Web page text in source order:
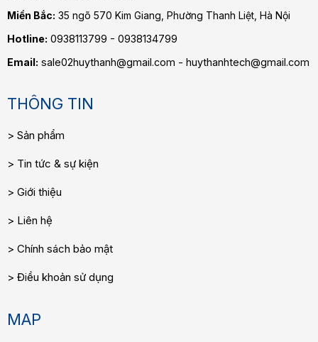
Miền Bắc: 35 ngõ 570 Kim Giang, Phường Thanh Liệt, Hà Nội
Hotline: 0938113799 - 0938134799
Email: sale02huythanh@gmail.com - huythanhtech@gmail.com
THÔNG TIN
Sản phẩm
Tin tức & sự kiện
Giới thiệu
Liên hệ
Chính sách bảo mật
Điều khoản sử dụng
MAP